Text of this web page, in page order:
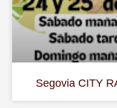
Segovia CITY